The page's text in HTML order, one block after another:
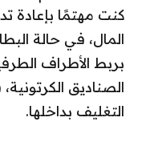
كنت مهتمًا بإعادة
المال، في حالة
بربط الأطراف
الصناديق
التغليف بداخلها.